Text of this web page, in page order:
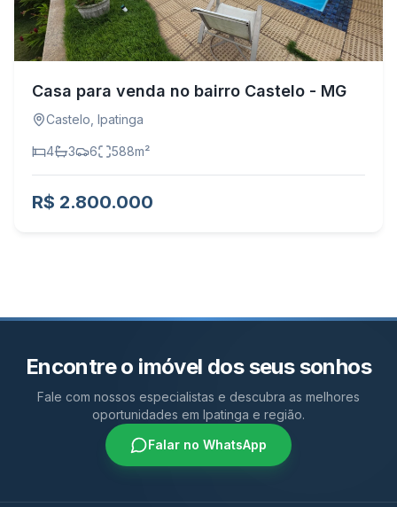
Casa para venda no bairro Castelo - MG
Castelo Ipatinga
4 3 6 588m²
R$ 2.800.000
Encontre o imóvel dos seus sonhos
Fale com nossos especialistas e descubra as melhores
oportunidades em Ipatinga e região.
Falar no WhatsApp